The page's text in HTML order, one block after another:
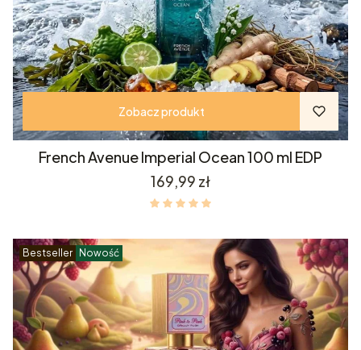
Zobacz produkt
French Avenue Imperial Ocean 100 ml EDP
Cena
169,99 zł
Bestseller Nowość